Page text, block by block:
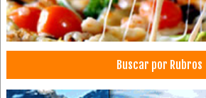
Buscar por Rubros